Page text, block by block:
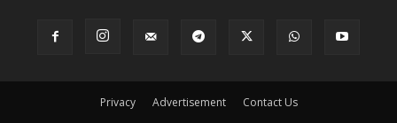
Privacy Advertisement Contact Us